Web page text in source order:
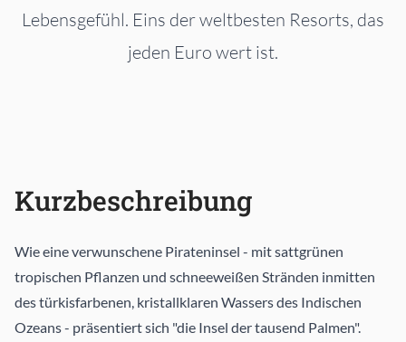
Lebensgefühl. Eins der weltbesten Resorts, das
jeden Euro wert ist.
Kurzbeschreibung
Wie eine verwunschene Pirateninsel - mit sattgrünen
tropischen Pflanzen und schneeweißen Stränden inmitten
des türkisfarbenen, kristallklaren Wassers des Indischen
Ozeans - präsentiert sich "die Insel der tausend Palmen".